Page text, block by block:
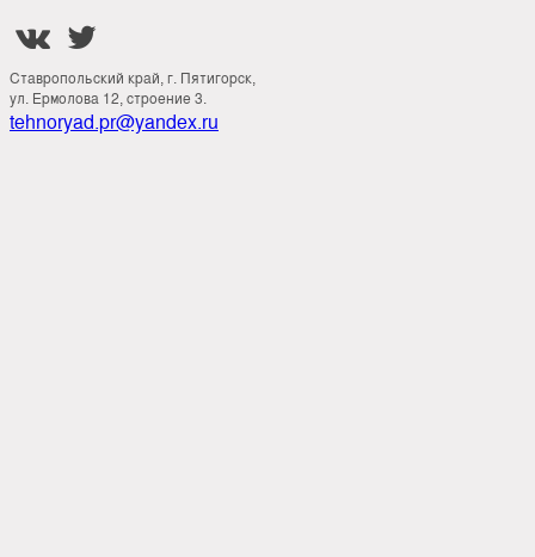
 
Ставропольский край, г. Пятигорск,
ул. Ермолова 12, строение 3.
tehnoryad.pr@yandex.ru